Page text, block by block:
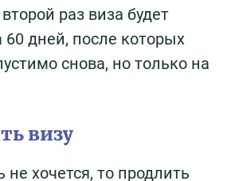
раз виза будет
дней, после которых
снова, но только на
визу
хочется, то продлить